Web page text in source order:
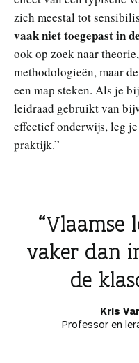
zich meestal tot
vaak niet toegepast in
ook op zoek naar
methodologieën, maar
een map steken. Als je
leidraad gebruikt van
effectief onderwijs, leg
praktijk.”
Vlaamse
vaker dan
de
Kris
Professor en